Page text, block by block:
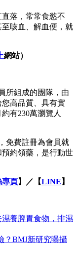
落，常常食慾不
咳血、解血便，就
網站）
所組成的團隊，由
高品質、具有實
有230萬瀏覽人
免費註冊為會員就
約領藥，是行動世
專頁】／【LINE 】
養脾胃食物，排濕
？BMJ新研究曝攝